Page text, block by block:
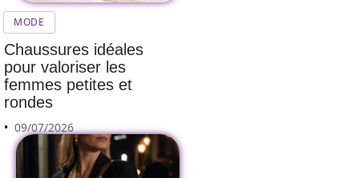
MODE
Chaussures idéales
pour valoriser les
femmes petites et
rondes
09/07/2026